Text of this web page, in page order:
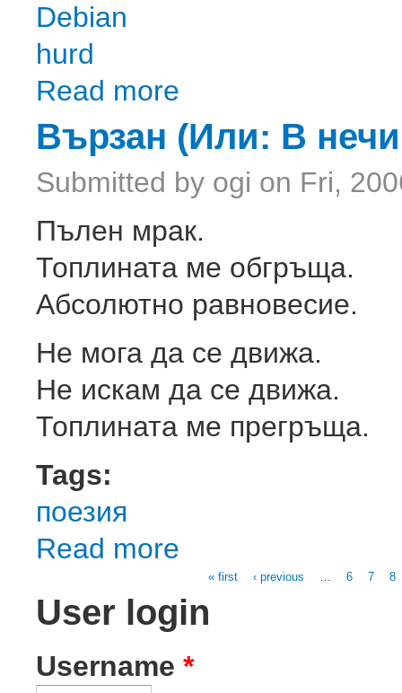
Debian
hurd
Read more
Вързан (Или: В
Submitted by ogi on Fri,
Пълен мрак.
Топлината ме обгръща.
Абсолютно равновесие.
Не мога да се движа.
Не искам да се движа.
Топлината ме прегръща.
Tags:
поезия
Read more
« first ‹ previous 6 7 8
User login
Username *